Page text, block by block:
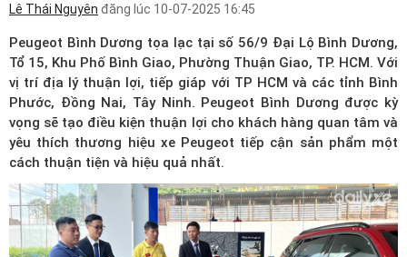
Lê Thái Nguyên đăng lúc 10-07-2025 16:45
Peugeot Bình Dương tọa lạc tại số 56/9 Đại Lộ Bình Dương,
Tổ 15, Khu Phố Bình Giao, Phường Thuận Giao, TP. HCM. Với
vị trí địa lý thuận lợi, tiếp giáp với TP HCM và các tỉnh Bình
Phước, Đồng Nai, Tây Ninh. Peugeot Bình Dương được kỳ
vọng sẽ tạo điều kiện thuận lợi cho khách hàng quan tâm và
yêu thích thương hiệu xe Peugeot tiếp cận sản phẩm một
cách thuận tiện và hiệu quả nhất.